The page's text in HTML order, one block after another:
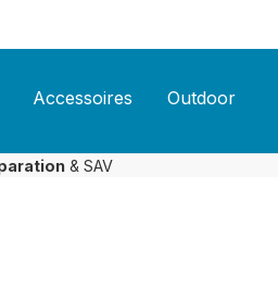
Accessoires Outdoor
& SAV